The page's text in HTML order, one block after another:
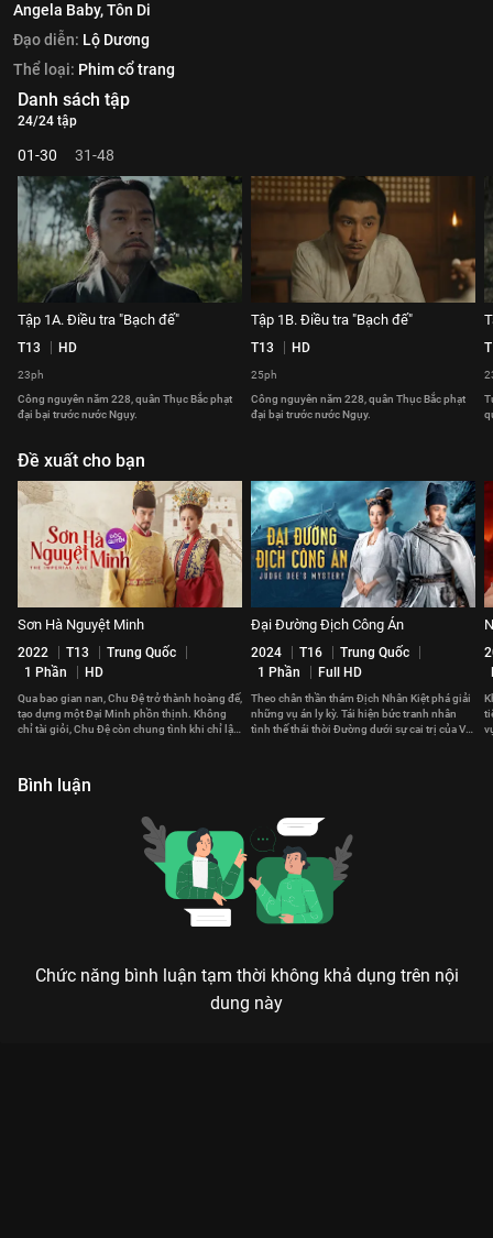
Angela Baby,Tôn Di
Đạo diễn: Lộ Dương
Thể loại: Phim cổ trang
Danh sách tập
24/24 tập
01-30 31-48
Tập 1A. Điều tra "Bạch đế"
T13 HD
23ph
Công nguyên năm 228, quân Thục Bắc phạt
đại bại trước nước Ngụy.
Tập 1B. Điều tra "Bạch đế"
T13 HD
25ph
Công nguyên năm 228, quân Thục Bắc phạt
đại bại trước nước Ngụy.
Đề xuất cho bạn
Sơn Hà Nguyệt Minh
2022 T13
Trung Quốc
1 Phần
HD
Qua bao gian nan, Chu Đệ trở thành hoàng đế,
tạo dựng một Đại Minh phồn thịnh. Không
chỉ tài giỏi, Chu Đệ còn chung tình khi chỉ lập
Đại Đường Địch Công Án
2024 T16
Trung Quốc
1 Phần
Full HD
Theo chân thần thám Địch Nhân Kiệt phá giải
những vụ án ly kỳ. Tái hiện bức tranh nhân
tình thế thái thời Đường dưới sự cai trị của Võ
Bình luận
Chức năng bình luận tạm thời không khả dụng trên nội
dung này